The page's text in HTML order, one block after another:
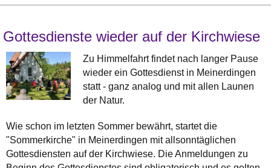
Gottesdienste wieder auf der Kirchwiese
Zu Himmelfahrt findet nach langer Pause
wieder ein Gottesdienst in Meinerdingen
statt - ganz analog und mit allen Launen
der Natur.
Wie schon im letzten Sommer bewährt, startet die
"Sommerkirche" in Meinerdingen mit allsonntäglichen
Gottesdiensten auf der Kirchwiese. Die Anmeldungen zu